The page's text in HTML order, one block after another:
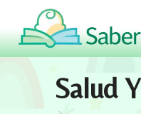
content
Salud